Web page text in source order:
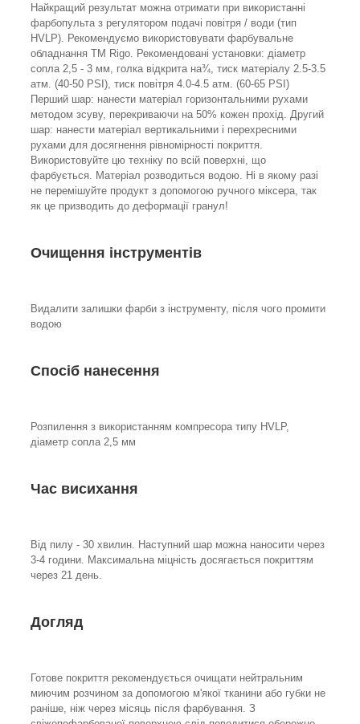
Найкращий результат можна отримати при використанні
фарбопульта з регулятором подачі повітря / води (тип
HVLP). Рекомендуємо використовувати фарбувальне
обладнання ТМ Rigo. Рекомендовані установки: діаметр
сопла 2,5 - 3 мм, голка відкрита на¾, тиск матеріалу 2.5-3.5
атм. (40-50 PSI), тиск повітря 4.0-4.5 атм. (60-65 PSI)
Перший шар: нанести матеріал горизонтальними рухами
методом зсуву, перекриваючи на 50% кожен прохід. Другий
шар: нанести матеріал вертикальними і перехресними
рухами для досягнення рівномірності покриття.
Використовуйте цю техніку по всій поверхні, що
фарбується. Матеріал розводиться водою. Ні в якому разі
не перемішуйте продукт з допомогою ручного міксера, так
як це призводить до деформації гранул!
Очищення інструментів
Видалити залишки фарби з інструменту, після чого промити
водою
Спосіб нанесення
Розпилення з використанням компресора типу HVLP,
діаметр сопла 2,5 мм
Час висихання
Від пилу - 30 хвилин. Наступний шар можна наносити через
3-4 години. Максимальна міцність досягається покриттям
через 21 день.
Догляд
Готове покриття рекомендується очищати нейтральним
миючим розчином за допомогою м'якої тканини або губки не
раніше, ніж через місяць після фарбування. З